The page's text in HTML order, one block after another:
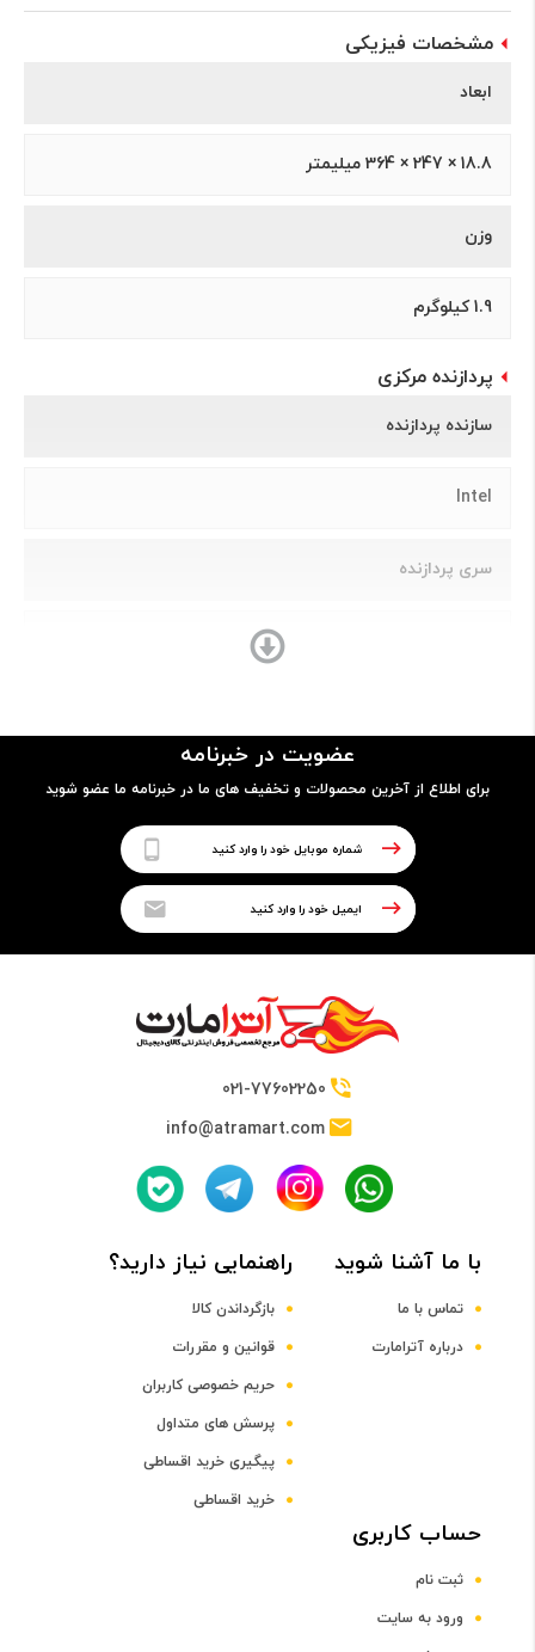
مشخصات فیزیکی
ابعاد
18.8 × 247 × 364 میلیمتر
وزن
1.9 کیلوگرم
پردازنده مرکزی
سازنده پردازنده
Intel
سری پردازنده
8250U
1.60GHz up to 3.40GHz
DDR4
رده صفحه نمایش
عضویت در خبرنامه
برای اطلاع از آخرین محصولات و تخفیف های ما در خبرنامه ما عضو شوید
021-77602250
info@atramart.com
با ما آشنا شوید
تماس با ما
درباره آترامارت
راهنمایی نیاز دارید؟
بازگرداندن کالا
قوانین و مقررات
حریم خصوصی کاربران
پرسش های متداول
پیگیری خرید اقساطی
خرید اقساطی
حساب کاربری
ثبت نام
ورود به سایت